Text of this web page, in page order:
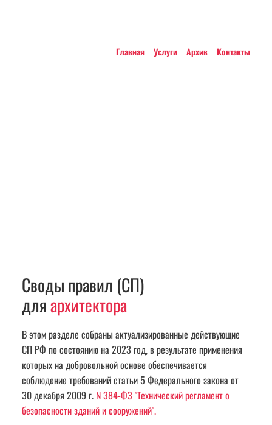
Главная Услуги Архив Контакты
Своды правил (СП)
для архитектора
В этом разделе собраны актуализированные действующие
СП РФ по состоянию на 2023 год, в результате применения
которых на добровольной основе обеспечивается
соблюдение требований статьи 5 Федерального закона от
30 декабря 2009 г. N 384-ФЗ "Технический регламент о
безопасности зданий и сооружений".